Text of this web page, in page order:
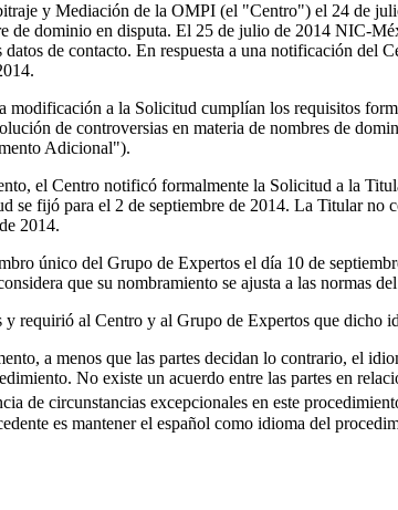
y Mediación de la OMPI (el "Centro") el 24 de
de dominio en disputa. El 25 de julio de 2014 NIC-
de contacto. En respuesta a una notificación
a la Solicitud cumplían los requisitos
de controversias en materia de nombres de
Adicional").
el Centro notificó formalmente la Solicitud a la
se fijó para el 2 de septiembre de 2014. La Titular
2014.
único del Grupo de Expertos el día 10 de
que su nombramiento se ajusta a las normas
requirió al Centro y al Grupo de Expertos que
a menos que las partes decidan lo contrario, el
No existe un acuerdo entre las partes en
de circunstancias excepcionales en este
es mantener el español como idioma del